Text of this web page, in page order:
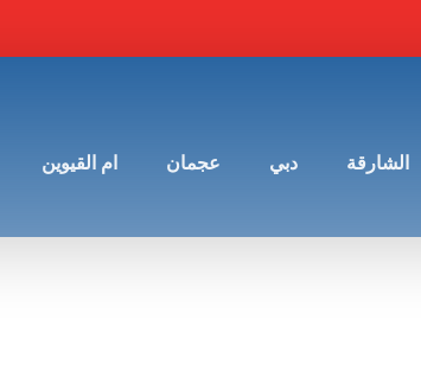
الشارقة دبي عجمان ام القيوين